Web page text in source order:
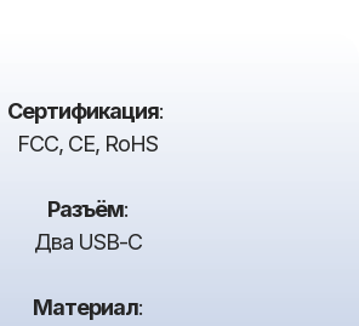
Сертификация:
FCC, CE, RoHS
Разъём:
Два USB-C
Материал: